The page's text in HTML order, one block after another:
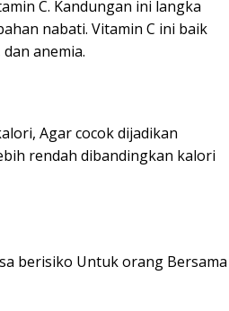
C. Kandungan ini langka
nabati. Vitamin C ini baik
anemia.
Agar cocok dijadikan
rendah dibandingkan kalori
berisiko Untuk orang Bersama